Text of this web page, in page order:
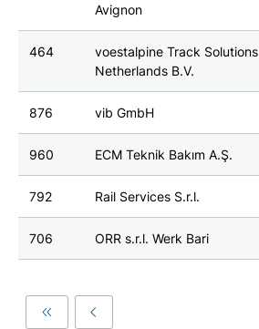
Avignon
464
voestalpine Track Solutions
Netherlands B.V.
876 vib GmbH
960 ECM Teknik Bakım A.Ş.
792 Rail Services S.r.l.
706 ORR s.r.l. Werk Bari
First Previous